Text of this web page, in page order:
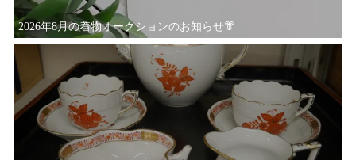
2026年8月の着物オークションのお知らせ👘